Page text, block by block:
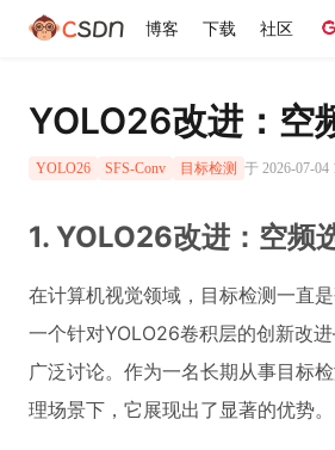
博客 下载 社区
YOLO26改进：空
YOLO26 SFS-Conv 目标检测 于 2026-07-04
1. YOLO26改进：空频
在计算机视觉领域，目标检测一直
一个针对YOLO26卷积层的创新
广泛讨论。作为一名长期从事目标
理场景下，它展现出了显著的优势。